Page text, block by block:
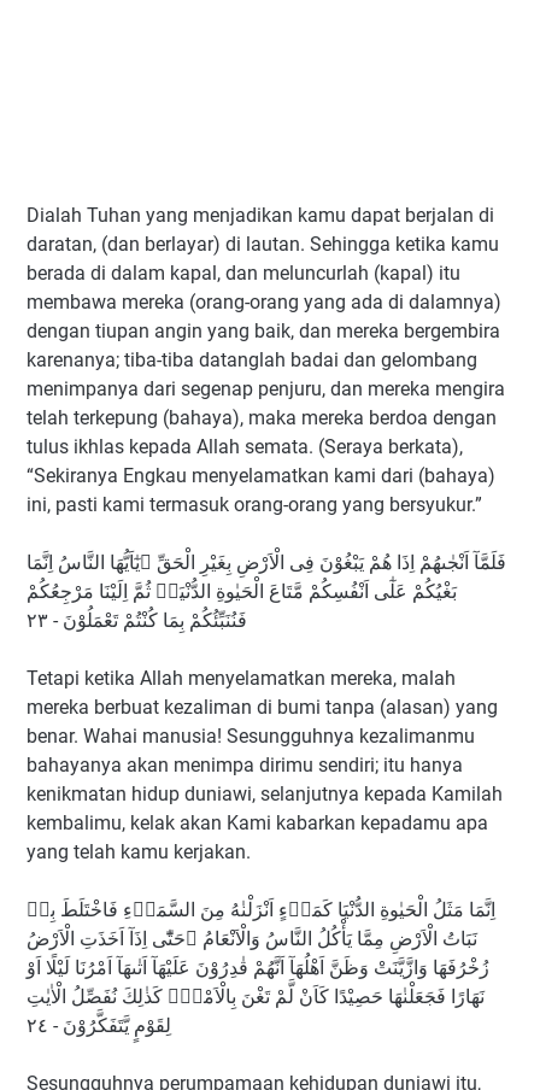
Dialah Tuhan yang menjadikan kamu dapat berjalan di
daratan, (dan berlayar) di lautan. Sehingga ketika kamu
berada di dalam kapal, dan meluncurlah (kapal) itu
membawa mereka (orang-orang yang ada di dalamnya)
dengan tiupan angin yang baik, dan mereka bergembira
karenanya; tiba-tiba datanglah badai dan gelombang
menimpanya dari segenap penjuru, dan mereka mengira
telah terkepung (bahaya), maka mereka berdoa dengan
tulus ikhlas kepada Allah semata. (Seraya berkata),
“Sekiranya Engkau menyelamatkan kami dari (bahaya)
ini, pasti kami termasuk orang-orang yang bersyukur.”
فَلَمَّآ اَنْجٰىهُمْ اِذَا هُمْ يَبْغُوْنَ فِى الْاَرْضِ بِغَيْرِ الْحَقِّ ۗيٰٓاَيُّهَا النَّاسُ اِنَّمَا
بَغْيُكُمْ عَلٰٓى اَنْفُسِكُمْ مَّتَاعَ الْحَيٰوةِ الدُّنْيَاۖ ثُمَّ اِلَيْنَا مَرْجِعُكُمْ
فَنُنَبِّئُكُمْ بِمَا كُنْتُمْ تَعْمَلُوْنَ - ٢٣
Tetapi ketika Allah menyelamatkan mereka, malah
mereka berbuat kezaliman di bumi tanpa (alasan) yang
benar. Wahai manusia! Sesungguhnya kezalimanmu
bahayanya akan menimpa dirimu sendiri; itu hanya
kenikmatan hidup duniawi, selanjutnya kepada Kamilah
kembalimu, kelak akan Kami kabarkan kepadamu apa
yang telah kamu kerjakan.
اِنَّمَا مَثَلُ الْحَيٰوةِ الدُّنْيَا كَمَاۤءٍ اَنْزَلْنٰهُ مِنَ السَّمَاۤءِ فَاخْتَلَطَ بِهٖ
نَبَاتُ الْاَرْضِ مِمَّا يَأْكُلُ النَّاسُ وَالْاَنْعَامُ ۗحَتّٰٓى اِذَآ اَخَذَتِ الْاَرْضُ
زُخْرُفَهَا وَازَّيَّنَتْ وَظَنَّ اَهْلُهَآ اَنَّهُمْ قٰدِرُوْنَ عَلَيْهَآ اَتٰىهَآ اَمْرُنَا لَيْلًا اَوْ
نَهَارًا فَجَعَلْنٰهَا حَصِيْدًا كَاَنْ لَّمْ تَغْنَ بِالْاَمْسِۗ كَذٰلِكَ نُفَصِّلُ الْاٰيٰتِ
لِقَوْمٍ يَّتَفَكَّرُوْنَ - ٢٤
Sesungguhnya perumpamaan kehidupan duniawi itu,